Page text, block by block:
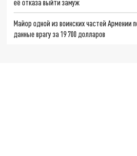
её отказа выйти замуж
Майор одной из воинских частей Армении
данные врагу за 19 700 долларов